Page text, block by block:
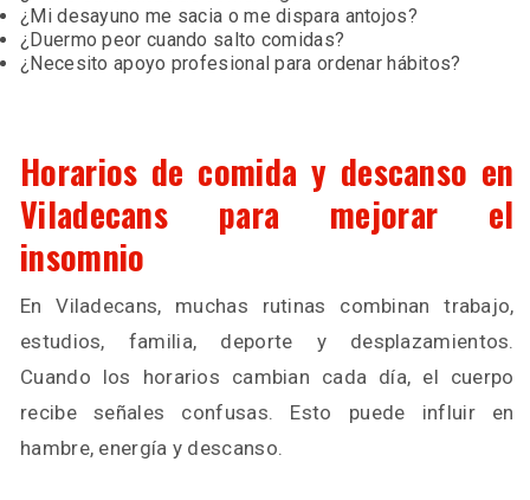
¿Mi desayuno me sacia o me dispara antojos?
¿Duermo peor cuando salto comidas?
¿Necesito apoyo profesional para ordenar hábitos?
Horarios de comida y descanso en
Viladecans para mejorar el
insomnio
En Viladecans, muchas rutinas combinan trabajo,
estudios, familia, deporte y desplazamientos.
Cuando los horarios cambian cada día, el cuerpo
recibe señales confusas. Esto puede influir en
hambre, energía y descanso.